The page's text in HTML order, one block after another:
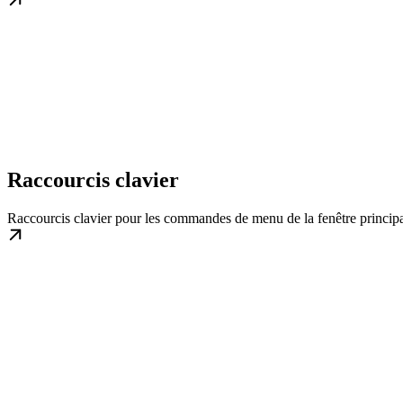
Raccourcis clavier
Raccourcis clavier pour les commandes de menu de la fenêtre